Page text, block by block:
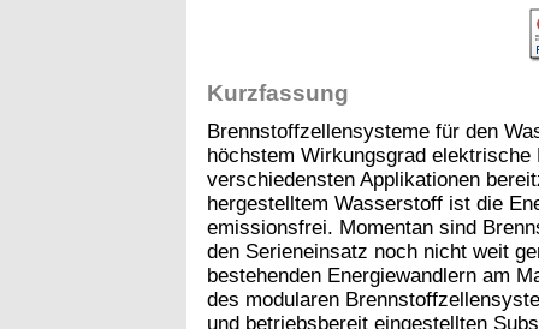
Kurzfassung
Brennstoffzellensysteme für den
höchstem Wirkungsgrad elektrische
verschiedensten Applikationen
hergestelltem Wasserstoff ist die
emissionsfrei. Momentan sind
den Serieneinsatz noch nicht weit
bestehenden Energiewandlern am
des modularen
und betriebsbereit eingestellten